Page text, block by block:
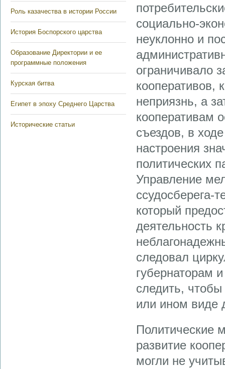
Роль казачества в истории России
История Боспорского царства
Образование Директории и ее
программные положения
Курская битва
Египет в эпоху Среднего Царства
Исторические статьи
социально-
неуклонно и
ограничивало
кооперативов,
неприязнь, а
кооперативам
съездов, в
настроения
политических
Управление
ссудосберега-
который
деятельность
следовал
губернаторам
следить,
или ином виде
Политические
развитие
могли не